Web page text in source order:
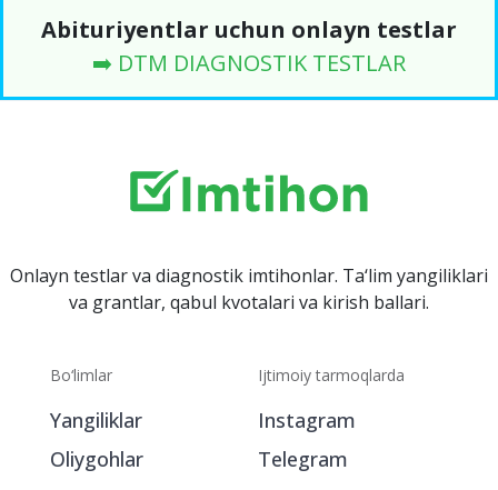
Abituriyentlar uchun onlayn testlar
➡️ DTM DIAGNOSTIK TESTLAR
Onlayn testlar va diagnostik imtihonlar. Ta‘lim yangiliklari
va grantlar, qabul kvotalari va kirish ballari.
Bo‘limlar
Yangiliklar
Oliygohlar
Ijtimoiy tarmoqlarda
Instagram
Telegram